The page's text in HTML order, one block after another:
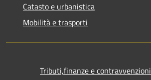
Catasto e urbanistica
Mobilità e trasporti
Tributi,finanze e contravvenzioni